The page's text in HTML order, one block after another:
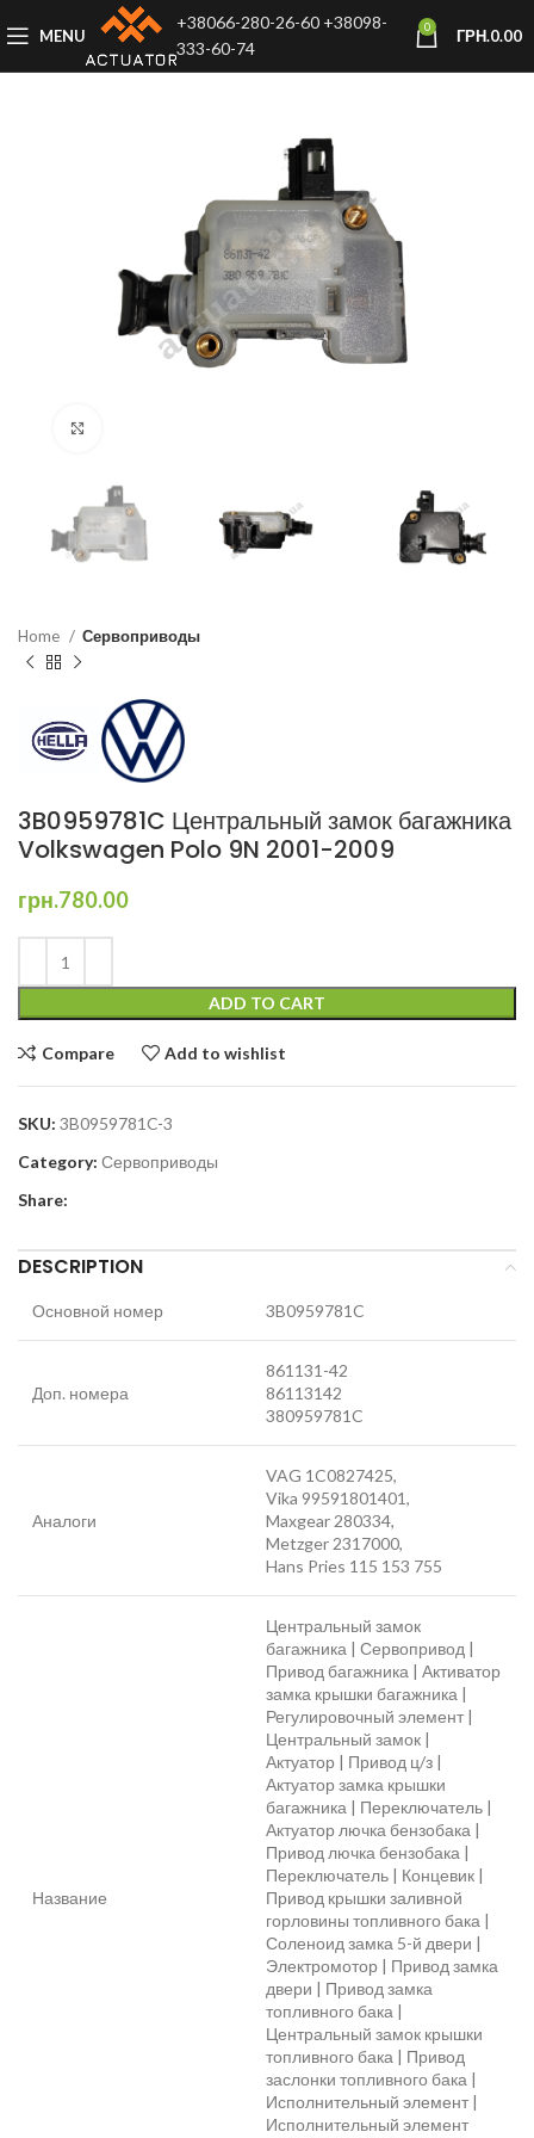
MENU
+38066-280-26-60 +38098-
333-60-74
0 ГРН.0.00
Home Сервоприводы
3B0959781C Центральный замок багажника
Volkswagen Polo 9N 2001-2009
грн.780.00
ADD TO CART
Compare Add to wishlist
SKU: 3B0959781C-3
Category: Сервоприводы
Share:
DESCRIPTION
Основной номер 3B0959781C
Доп. номера
861131-42
86113142
380959781C
Аналоги
VAG 1C0827425,
Vika 99591801401,
Maxgear 280334,
Metzger 2317000,
Hans Pries 115 153 755
Название
Центральный замок
багажника | Сервопривод |
Привод багажника | Активатор
замка крышки багажника |
Регулировочный элемент |
Центральный замок |
Актуатор | Привод ц/з |
Актуатор замка крышки
багажника | Переключатель |
Актуатор лючка бензобака |
Привод лючка бензобака |
Переключатель | Концевик |
Привод крышки заливной
горловины топливного бака |
Соленоид замка 5-й двери |
Электромотор | Привод замка
двери | Привод замка
топливного бака |
Центральный замок крышки
топливного бака | Привод
заслонки топливного бака |
Исполнительный элемент |
Исполнительный элемент